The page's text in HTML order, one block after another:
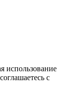
использование
с